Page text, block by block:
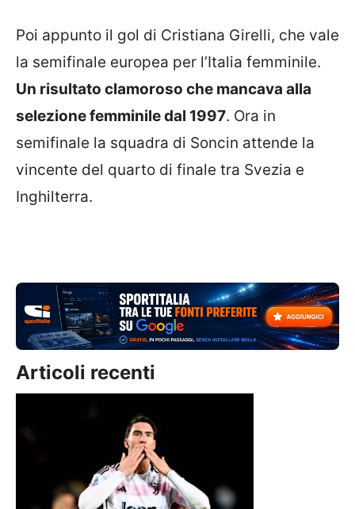
Poi appunto il gol di Cristiana Girelli, che vale
la semifinale europea per l’Italia femminile.
Un risultato clamoroso che mancava alla
selezione femminile dal 1997. Ora in
semifinale la squadra di Soncin attende la
vincente del quarto di finale tra Svezia e
Inghilterra.
Articoli recenti